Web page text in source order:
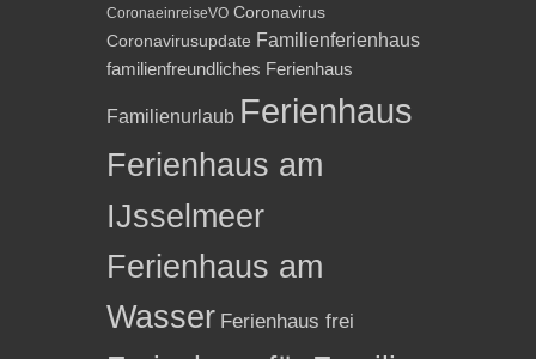
CoronaeinreiseVO Coronavirus
Coronavirusupdate Familienferienhaus
familienfreundliches Ferienhaus
Familienurlaub Ferienhaus
Ferienhaus am
IJsselmeer
Ferienhaus am
Wasser Ferienhaus frei